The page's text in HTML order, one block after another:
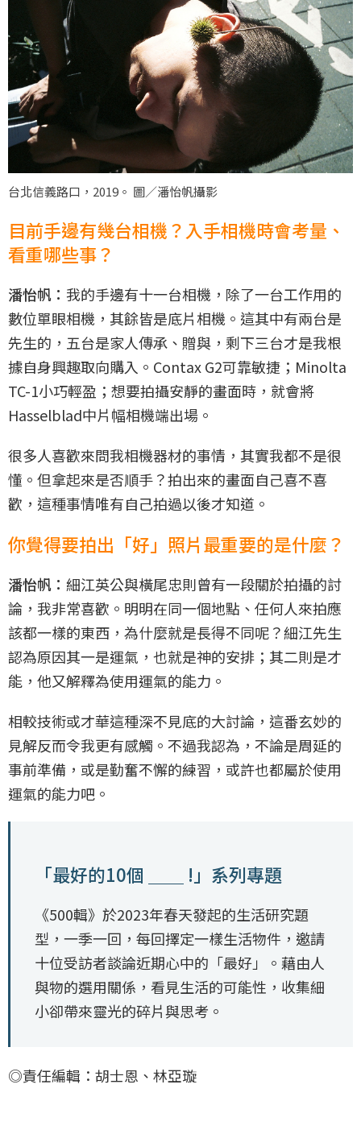
台北信義路口，2019。 圖／潘怡帆攝影
目前手邊有幾台相機？入手相機時會考量、
看重哪些事？
潘怡帆： 我的手邊有十一台相機，除了一台工作用的
數位單眼相機，其餘皆是底片相機。這其中有兩台是
先生的，五台是家人傳承、贈與，剩下三台才是我根
據自身興趣取向購入。Contax G2可靠敏捷；Minolta
TC-1小巧輕盈；想要拍攝安靜的畫面時，就會將
Hasselblad中片幅相機端出場。
很多人喜歡來問我相機器材的事情，其實我都不是很
懂。但拿起來是否順手？拍出來的畫面自己喜不喜
歡，這種事情唯有自己拍過以後才知道。
你覺得要拍出「好」照片最重要的是什麼？
潘怡帆： 細江英公與橫尾忠則曾有一段關於拍攝的討
論，我非常喜歡。明明在同一個地點、任何人來拍應
該都一樣的東西，為什麼就是長得不同呢？細江先生
認為原因其一是運氣，也就是神的安排；其二則是才
能，他又解釋為使用運氣的能力。
相較技術或才華這種深不見底的大討論，這番玄妙的
見解反而令我更有感觸。不過我認為，不論是周延的
事前準備，或是勤奮不懈的練習，或許也都屬於使用
運氣的能力吧。
「最好的10個 ＿＿ !」系列專題
《500輯》於2023年春天發起的生活研究題
型，一季一回，每回擇定一樣生活物件，邀請
十位受訪者談論近期心中的「最好」。藉由人
與物的選用關係，看見生活的可能性，收集細
小卻帶來靈光的碎片與思考。
◎責任編輯：胡士恩、林亞璇